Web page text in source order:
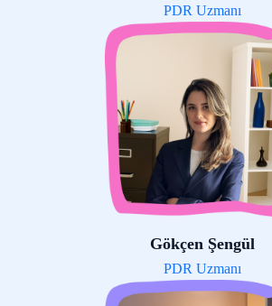
PDR Uzmanı
Gökçen Şengül
PDR Uzmanı